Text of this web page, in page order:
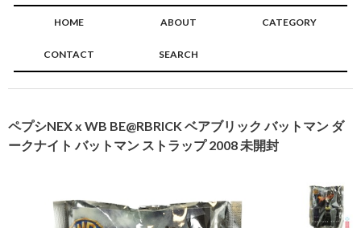
HOME ABOUT CATEGORY
CONTACT SEARCH
ペプシNEX x WB BE@RBRICK ベアブリック バットマン ダ
ークナイト バットマン ストラップ 2008 未開封